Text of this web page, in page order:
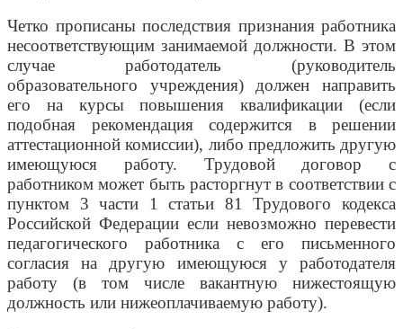
Четко прописаны последствия признания работника
несоответствующим занимаемой должности. В этом
случае работодатель (руководитель
образовательного учреждения) должен направить
его на курсы повышения квалификации (если
подобная рекомендация содержится в решении
аттестационной комиссии), либо предложить другую
имеющуюся работу. Трудовой договор с
работником может быть расторгнут в соответствии с
пунктом 3 части 1 статьи 81 Трудового кодекса
Российской Федерации если невозможно перевести
педагогического работника с его письменного
согласия на другую имеющуюся у работодателя
работу (в том числе вакантную нижестоящую
должность или нижеоплачиваемую работу).